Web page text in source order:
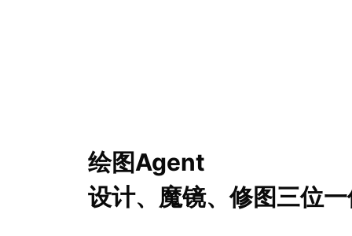
绘图Agent
设计、魔镜、修图三位